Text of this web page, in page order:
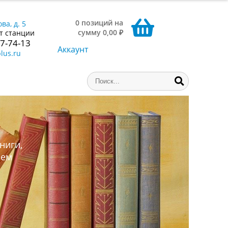
д. 5
станции
74-13
0 позиций на
сумму 0,00 ₽
Аккаунт